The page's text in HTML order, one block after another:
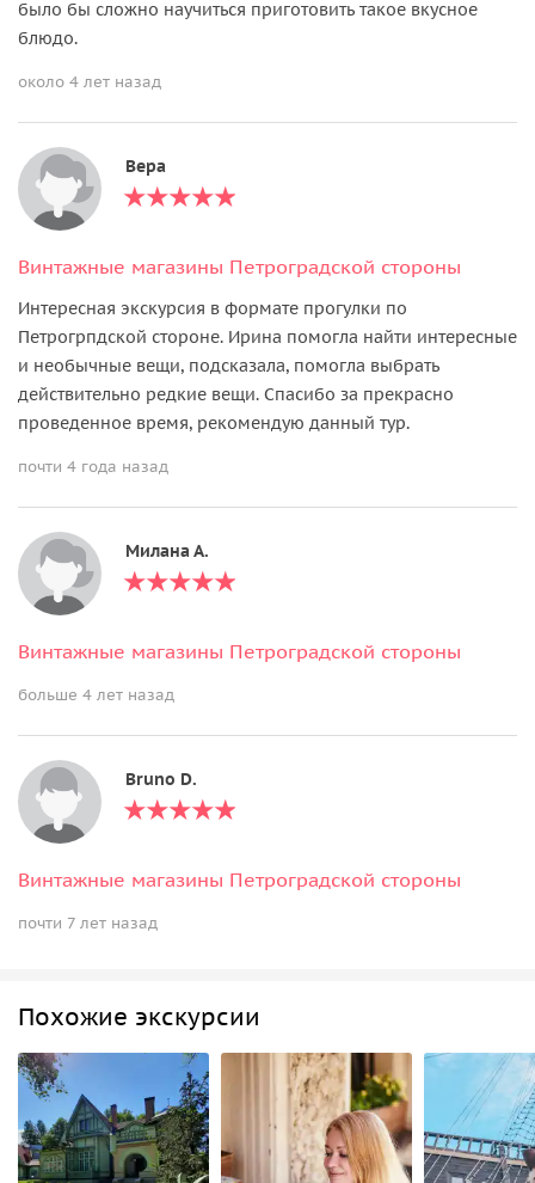
было бы сложно научиться приготовить такое вкусное
блюдо.
около 4 лет назад
Вера
Винтажные магазины Петроградской стороны
Интересная экскурсия в формате прогулки по
Петрогрпдской стороне. Ирина помогла найти интересные
и необычные вещи, подсказала, помогла выбрать
действительно редкие вещи. Спасибо за прекрасно
проведенное время, рекомендую данный тур.
почти 4 года назад
Милана А.
Винтажные магазины Петроградской стороны
больше 4 лет назад
Bruno D.
Винтажные магазины Петроградской стороны
почти 7 лет назад
Похожие экскурсии